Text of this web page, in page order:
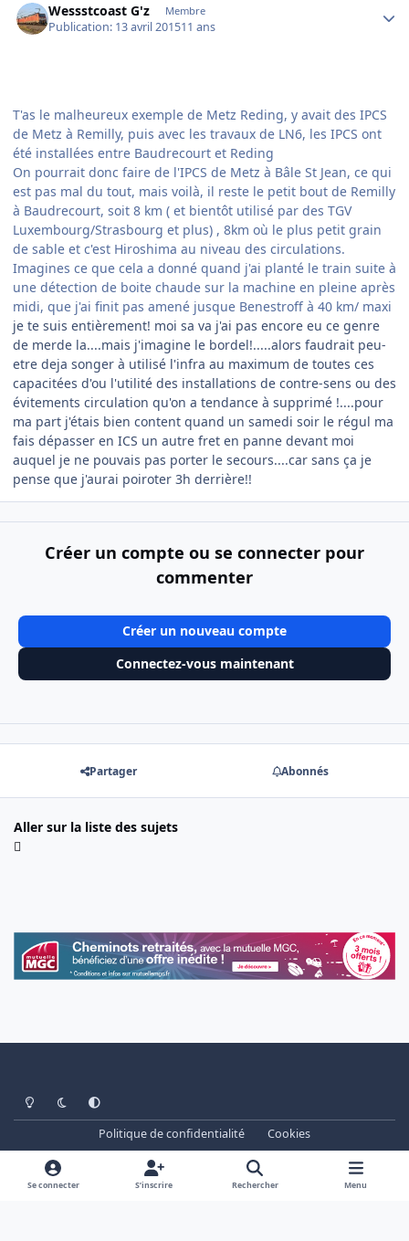
Wessstcoast G'z Membre
Publication: 13 avril 201511 ans
T'as le malheureux exemple de Metz Reding, y avait des IPCS
de Metz à Remilly, puis avec les travaux de LN6, les IPCS ont
été installées entre Baudrecourt et Reding
On pourrait donc faire de l'IPCS de Metz à Bâle St Jean, ce qui
est pas mal du tout, mais voilà, il reste le petit bout de Remilly
à Baudrecourt, soit 8 km ( et bientôt utilisé par des TGV
Luxembourg/Strasbourg et plus) , 8km où le plus petit grain
de sable et c'est Hiroshima au niveau des circulations.
Imagines ce que cela a donné quand j'ai planté le train suite à
une détection de boite chaude sur la machine en pleine après
midi, que j'ai finit pas amené jusque Benestroff à 40 km/ maxi
​je te suis entièrement! moi sa va j'ai pas encore eu ce genre
de merde la....mais j'imagine le bordel!.....alors faudrait peu-
etre deja songer à utilisé l'infra au maximum de toutes ces
capacitées d'ou l'utilité des installations de contre-sens ou des
évitements circulation qu'on a tendance à supprimé !....pour
ma part j'étais bien content quand un samedi soir le régul ma
fais dépasser en ICS un autre fret en panne devant moi
auquel je ne pouvais pas porter le secours....car sans ça je
pense que j'aurai poiroter 3h derrière!!
Créer un compte ou se connecter pour
commenter
Créer un nouveau compte
Connectez-vous maintenant
Partager Abonnés
Aller sur la liste des sujets
Light ModeDark ModeSystem Preference
Politique de confidentialité
Cookies
www.cheminots.net - Forum Libre depuis 2003
Powered by
Invision Community
Se connecter S’inscrire Rechercher Menu